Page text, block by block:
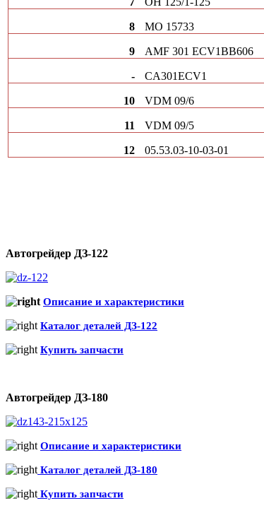
8 МО 15733
9 AMF 301 ECV1BB606
- CA301ECV1
10 VDM 09/6
11 VDM 09/5
12 05.53.03-10-03-01
Автогрейдер ДЗ-122
Описание и характеристики
Каталог деталей ДЗ-122
Купить запчасти
Автогрейдер ДЗ-180
Описание и характеристики
Каталог деталей ДЗ-180
Купить запчасти